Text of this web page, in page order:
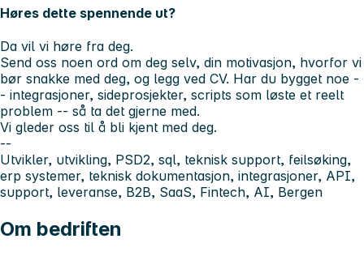
Høres dette spennende ut?
Da vil vi høre fra deg.
Send oss noen ord om deg selv, din motivasjon, hvorfor vi
bør snakke med deg, og legg ved CV. Har du bygget noe -
- integrasjoner, sideprosjekter, scripts som løste et reelt
problem -- så ta det gjerne med.
Vi gleder oss til å bli kjent med deg.
--
Utvikler, utvikling, PSD2, sql, teknisk support, feilsøking,
erp systemer, teknisk dokumentasjon, integrasjoner, API,
support, leveranse, B2B, SaaS, Fintech, AI, Bergen
Om bedriften